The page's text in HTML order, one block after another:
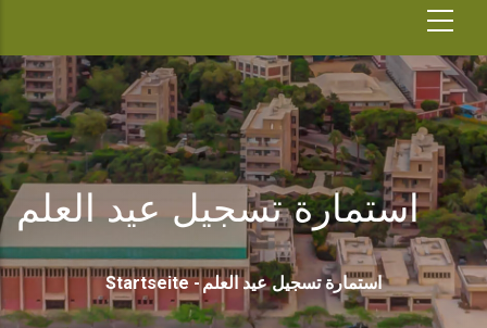
استمارة تسجيل عيد العلم
Pfadnavigation
Startseite -استمارة تسجيل عيد العلم